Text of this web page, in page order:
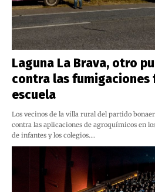
Laguna La Brava, otro
contra las fumigaciones
escuela
Los vecinos de la villa rural del partido
contra las aplicaciones de agroquímicos en
de infantes y los colegios.…